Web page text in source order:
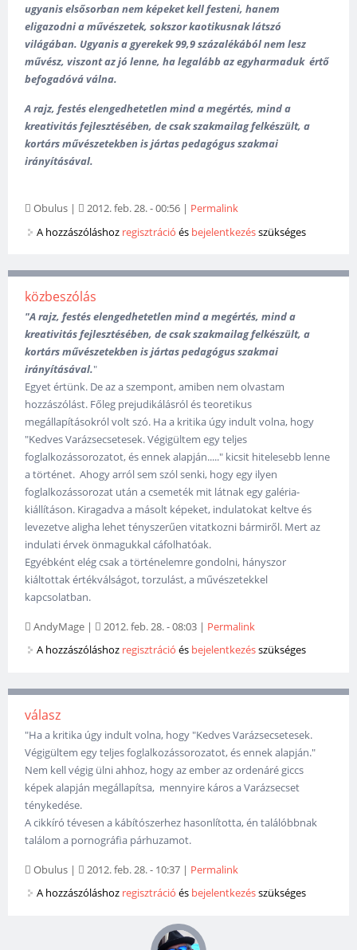
ugyanis elsősorban nem képeket kell festeni, hanem
eligazodni a művészetek, sokszor kaotikusnak látszó
világában. Ugyanis a gyerekek 99,9 százalékából nem lesz
művész, viszont az jó lenne, ha legalább az egyharmaduk értő
befogadóvá válna.
A rajz, festés elengedhetetlen mind a megértés, mind a
kreativitás fejlesztésében, de csak szakmailag felkészült, a
kortárs művészetekben is jártas pedagógus szakmai
irányításával.
Obulus | 2012. feb. 28. - 00:56 | Permalink
A hozzászóláshoz regisztráció és bejelentkezésszükséges
közbeszólás
"A rajz, festés elengedhetetlen mind a megértés, mind a
kreativitás fejlesztésében, de csak szakmailag felkészült, a
kortárs művészetekben is jártas pedagógus szakmai
irányításával."
Egyet értünk. De az a szempont, amiben nem olvastam
hozzászólást. Főleg prejudikálásról és teoretikus
megállapításokról volt szó. Ha a kritika úgy indult volna, hogy
"Kedves Varázsecsetesek. Végigültem egy teljes
foglalkozássorozatot, és ennek alapján....." kicsit hitelesebb lenne
a történet. Ahogy arról sem szól senki, hogy egy ilyen
foglalkozássorozat után a csemeték mit látnak egy galéria-
kiállításon. Kiragadva a másolt képeket, indulatokat keltve és
levezetve aligha lehet tényszerűen vitatkozni bármiről. Mert az
indulati érvek önmagukkal cáfolhatóak.
Egyébként elég csak a történelemre gondolni, hányszor
kiáltottak értékválságot, torzulást, a művészetekkel
kapcsolatban.
AndyMage | 2012. feb. 28. - 08:03 | Permalink
A hozzászóláshoz regisztráció és bejelentkezésszükséges
válasz
"Ha a kritika úgy indult volna, hogy "Kedves Varázsecsetesek.
Végigültem egy teljes foglalkozássorozatot, és ennek alapján."
Nem kell végig ülni ahhoz, hogy az ember az ordenáré giccs
képek alapján megállapítsa, mennyire káros a Varázsecset
ténykedése.
A cikkíró tévesen a kábítószerhez hasonlította, én találóbbnak
találom a pornográfia párhuzamot.
Obulus | 2012. feb. 28. - 10:37 | Permalink
A hozzászóláshoz regisztráció és bejelentkezésszükséges